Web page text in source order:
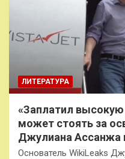
ЛИТЕРАТУРА
«Заплатил высокую
может стоять за
Джулиана Ассанжа
Основатель WikiLeaks